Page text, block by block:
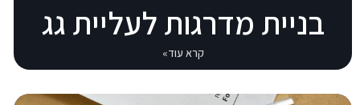
בניית מדרגות לעליית גג
קרא עוד»